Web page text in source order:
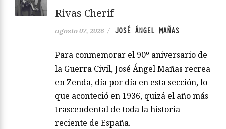
Rivas Cherif
agosto 07, 2026 / JOSÉ ÁNGEL MAÑAS
Para conmemorar el 90º aniversario de
la Guerra Civil, José Ángel Mañas recrea
en Zenda, día por día en esta sección, lo
que aconteció en 1936, quizá el año más
trascendental de toda la historia
reciente de España.